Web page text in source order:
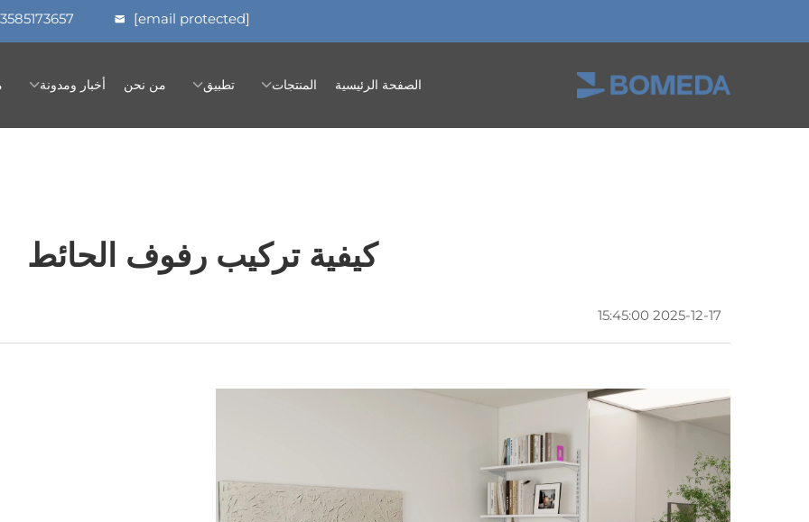
[email protected]
الصفحة الرئيسية المنتجات تطبيق من نحن أخبار ومدونة
كيفية تركيب رفوف الحائط
2025-12-17 15:45:00